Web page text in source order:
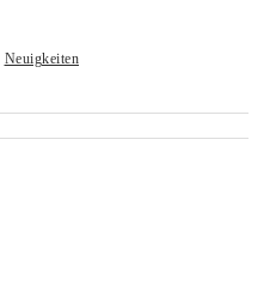
Neuigkeiten